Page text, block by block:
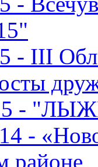
- III
-
-
районе